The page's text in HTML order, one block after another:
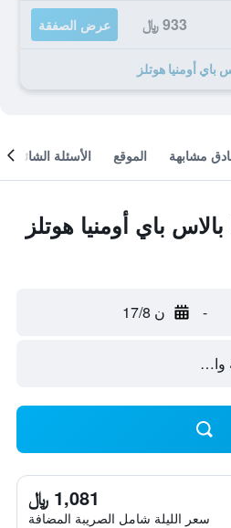
933 ﷼ عرض الصفقة
مشابهة الموقع الأسئلة الشائعة
باي أومنيا هوتلز
- ن 17/8
1,081 ﷼
سعر الليلة شامل الصريبة المضافة